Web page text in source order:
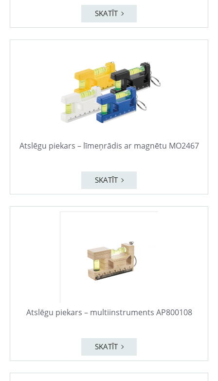
SKATĪT
Atslēgu piekars – līmeņrādis ar magnētu MO2467
SKATĪT
Atslēgu piekars – multiinstruments AP800108
SKATĪT